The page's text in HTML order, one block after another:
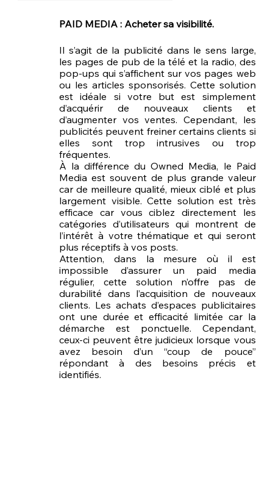
PAID MEDIA : Acheter sa visibilité.
Il s’agit de la publicité dans le sens large,
les pages de pub de la télé et la radio, des
pop-ups qui s’affichent sur vos pages web
ou les articles sponsorisés. Cette solution
est idéale si votre but est simplement
d’acquérir de nouveaux clients et
d’augmenter vos ventes. Cependant, les
publicités peuvent freiner certains clients si
elles sont trop intrusives ou trop
fréquentes.
À la différence du Owned Media, le Paid
Media est souvent de plus grande valeur
car de meilleure qualité, mieux ciblé et plus
largement visible. Cette solution est très
efficace car vous ciblez directement les
catégories d’utilisateurs qui montrent de
l’intérêt à votre thématique et qui seront
plus réceptifs à vos posts.
Attention, dans la mesure où il est
impossible d’assurer un paid media
régulier, cette solution n’offre pas de
durabilité dans l’acquisition de nouveaux
clients. Les achats d’espaces publicitaires
ont une durée et efficacité limitée car la
démarche est ponctuelle. Cependant,
ceux-ci peuvent être judicieux lorsque vous
avez besoin d’un “coup de pouce”
répondant à des besoins précis et
identifiés.